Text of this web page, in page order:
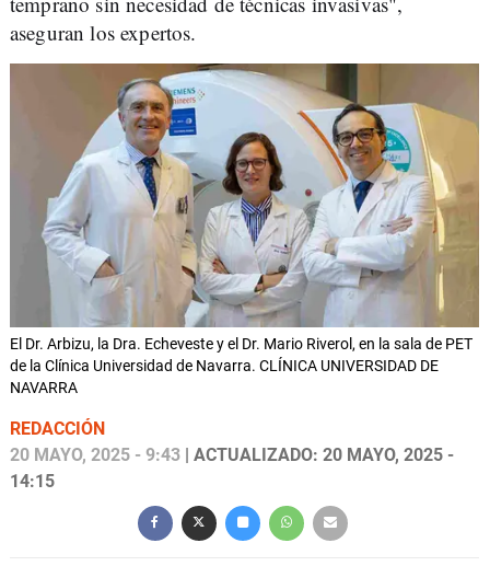
aseguran los expertos.
El Dr. Arbizu, la Dra. Echeveste y el Dr. Mario Riverol, en la sala de PET
de la Clínica Universidad de Navarra. CLÍNICA UNIVERSIDAD DE
NAVARRA
REDACCIÓN
20 MAYO, 2025 - 9:43 | ACTUALIZADO: 20 MAYO, 2025 -
14:15